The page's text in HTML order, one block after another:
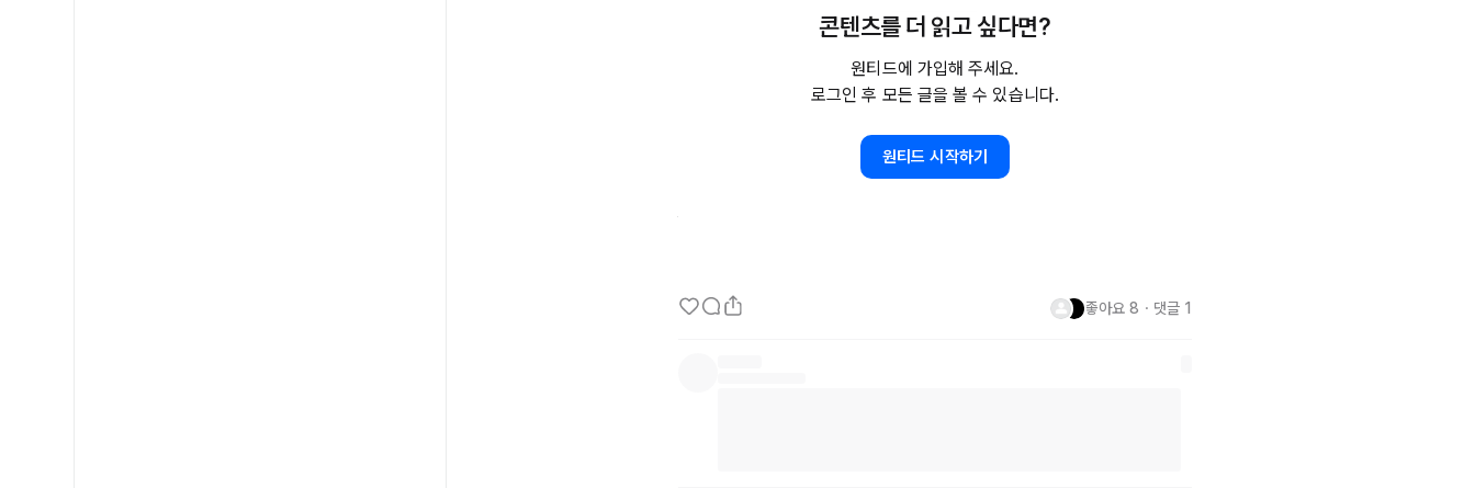
그 어떤 도전에도 실패는 없어.
그렇지 않다면 무료한 인생의 연속이라는 것만 기억해.
콘텐츠를 더 읽고 싶다면?
원티드에 가입해 주세요.
로그인 후 모든 글을 볼 수 있습니다.
원티드 시작하기
좋아요 8 ・ 댓글 1